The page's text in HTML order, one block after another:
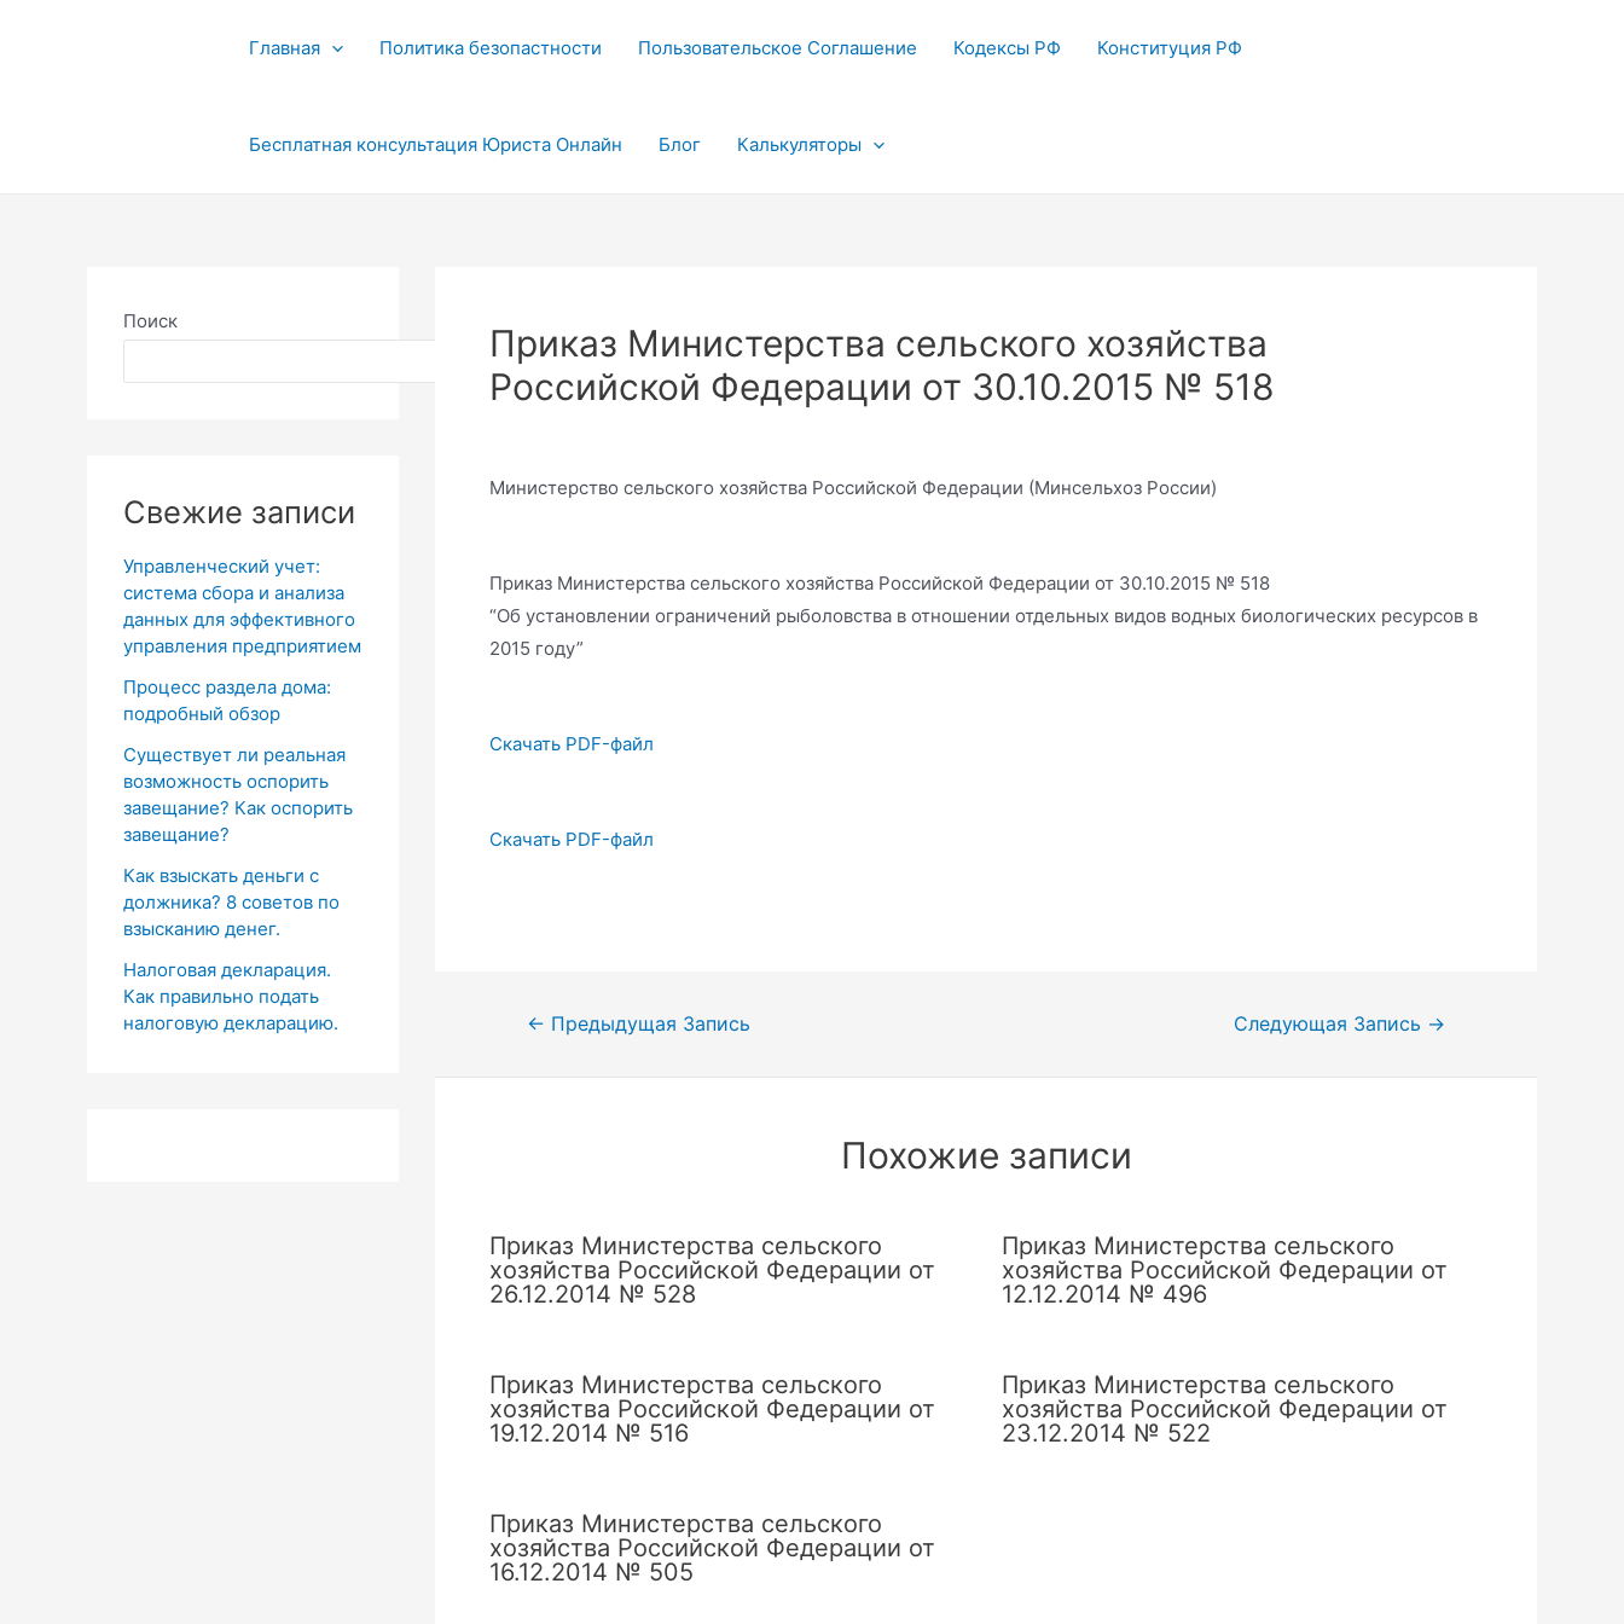
Главная Политика безопастности Пользовательское Соглашение Кодексы РФ Конституция РФ
Бесплатная консультация Юриста Онлайн Блог Калькуляторы
Поиск
Поиск
Свежие записи
Управленческий учет:
система сбора и анализа
данных для эффективного
управления предприятием
Процесс раздела дома:
подробный обзор
Существует ли реальная
возможность оспорить
завещание? Как оспорить
завещание?
Как взыскать деньги с
должника? 8 советов по
взысканию денег.
Налоговая декларация.
Как правильно подать
налоговую декларацию.
Приказ Министерства сельского хозяйства
Российской Федерации от 30.10.2015 № 518
Министерство сельского хозяйства Российской Федерации (Минсельхоз России)
Приказ Министерства сельского хозяйства Российской Федерации от 30.10.2015 № 518
“Об установлении ограничений рыболовства в отношении отдельных видов водных биологических ресурсов в
2015 году”
Скачать PDF-файл
Скачать PDF-файл
Навигация
← Предыдущая Запись Следующая Запись →
Похожие записи
Приказ Министерства сельского
хозяйства Российской Федерации от
26.12.2014 № 528
Приказ Министерства сельского
хозяйства Российской Федерации от
12.12.2014 № 496
Приказ Министерства сельского
хозяйства Российской Федерации от
19.12.2014 № 516
Приказ Министерства сельского
хозяйства Российской Федерации от
23.12.2014 № 522
Приказ Министерства сельского
хозяйства Российской Федерации от
16.12.2014 № 505